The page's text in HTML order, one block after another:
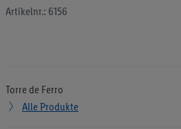
Artikelnr.: 6156
Torre de Ferro
Alle Produkte